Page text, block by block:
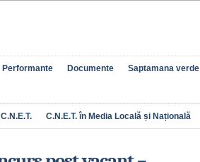
Performante Documente Saptamana verde
C.N.E.T. în Media Locală și Națională